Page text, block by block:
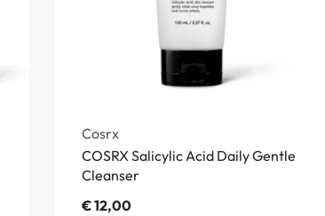
Cosrx
COSRX Salicylic Acid Daily Gentle
Cleanser
€12,00